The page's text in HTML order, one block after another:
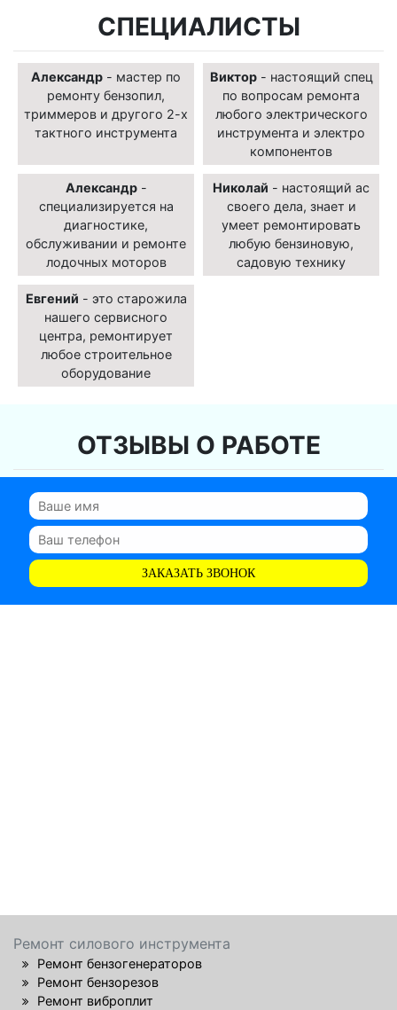
СПЕЦИАЛИСТЫ
Александр - мастер по
ремонту бензопил,
триммеров и другого 2-х
тактного инструмента
Виктор- настоящий спец
по вопросам ремонта
любого электрического
инструмента и электро
компонентов
Александр-
специализируется на
диагностике,
обслуживании и ремонте
лодочных моторов
Николай - настоящий ас
своего дела, знает и
умеет ремонтировать
любую бензиновую,
садовую технику
Евгений - это старожила
нашего сервисного
центра, ремонтирует
любое строительное
оборудование
ОТЗЫВЫ О РАБОТЕ
ЗАКАЗАТЬ ЗВОНОК
Ремонт силового инструмента
Ремонт бензогенераторов
Ремонт бензорезов
Ремонт виброплит